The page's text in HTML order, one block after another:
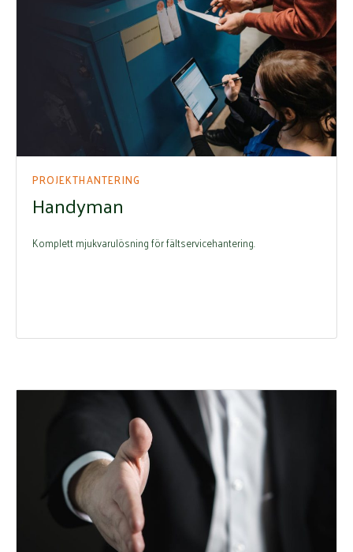
PROJEKTHANTERING
Handyman
Komplett mjukvarulösning för fältservicehantering.